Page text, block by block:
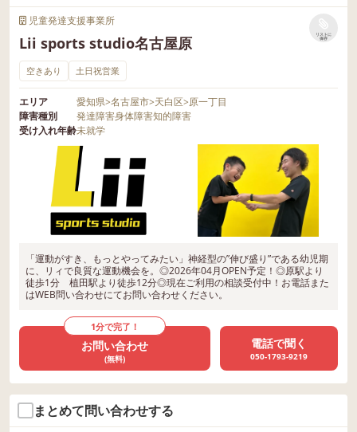
児童発達支援事業所
Lii sports studio名古屋原
リストに
保存
空きあり 土日祝営業
エリア 愛知県>名古屋市>天白区>原一丁目
障害種別
発達障害身体障害知的障害
受け入れ年齢未就学
「運動がすき、もっとやってみたい」神経型の”伸び盛り”である幼児期
に、リィで良質な運動機会を。◎2026年04月OPEN予定！◎原駅より
徒歩1分 植田駅より徒歩12分◎現在ご利用の相談受付中！お電話また
はWEB問い合わせにてお問い合わせください。
1分で完了！
お問い合わせ
(無料)
電話で聞く
050-1793-9219
まとめて問い合わせする